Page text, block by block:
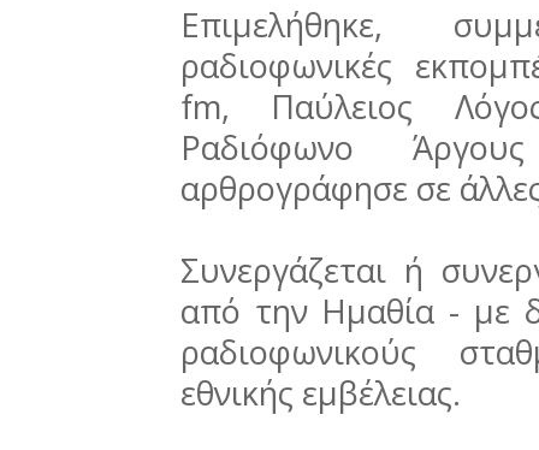
Επιμελήθηκε,
ραδιοφωνικές
fm, Παύλειος
Ραδιόφωνο
αρθρογράφησε σε
Συνεργάζεται ή
από την Ημαθία - με
ραδιοφωνικούς
εθνικής εμβέλειας.